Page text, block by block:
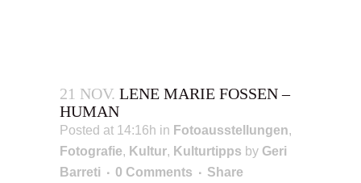
21 NOV. LENE MARIE FOSSEN –
HUMAN
Posted at 14:16h in Fotoausstellungen,
Fotografie, Kultur, Kulturtipps by Geri
Barreti
0 Comments Share